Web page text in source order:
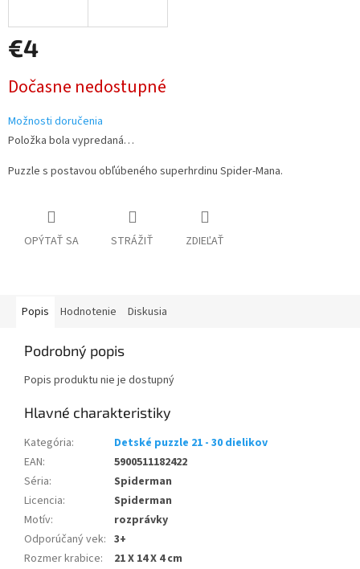
€4
cena:
Dočasne nedostupné
Možnosti doručenia
Položka bola vypredaná…
Puzzle s postavou obľúbeného superhrdinu Spider-Mana.
OPÝTAŤ SA STRÁŽIŤ ZDIEĽAŤ
Popis Hodnotenie Diskusia
Podrobný popis
Popis produktu nie je dostupný
Kategória:
Detské puzzle 21 - 30 dielikov
EAN:
5900511182422
Séria:
Spiderman
Licencia:
Spiderman
Motív:
rozprávky
Odporúčaný vek: 3+
Rozmer krabice:
21 X 14 X 4 cm